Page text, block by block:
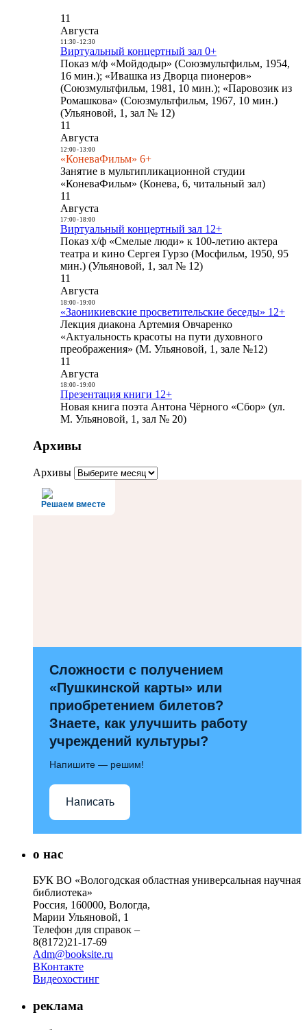
11
Августа
11:30- 12:30
Виртуальный концертный зал 0+
Показ м/ф «Мойдодыр» (Союзмультфильм, 1954,
16 мин.); «Ивашка из Дворца пионеров»
(Союзмультфильм, 1981, 10 мин.); «Паровозик из
Ромашкова» (Союзмультфильм, 1967, 10 мин.)
(Ульяновой, 1, зал № 12)
11
Августа
12:00- 13:00
«КоневаФильм» 6+
Занятие в мультипликационной студии
«КоневаФильм» (Конева, 6, читальный зал)
11
Августа
17:00- 18:00
Виртуальный концертный зал 12+
Показ х/ф «Смелые люди» к 100-летию актера
театра и кино Сергея Гурзо (Мосфильм, 1950, 95
мин.) (Ульяновой, 1, зал № 12)
11
Августа
18:00- 19:00
«Заоникиевские просветительские беседы» 12+
Лекция диакона Артемия Овчаренко
«Актуальность красоты на пути духовного
преображения» (М. Ульяновой, 1, зале №12)
11
Августа
18:00- 19:00
Презентация книги 12+
Новая книга поэта Антона Чёрного «Сбор» (ул.
М. Ульяновой, 1, зал № 20)
Архивы
Архивы
Решаем вместе
Сложности с получением
«Пушкинской карты» или
приобретением билетов?
Знаете, как улучшить работу
учреждений культуры?
Напишите — решим!
Написать
о нас
БУК ВО «Вологодская областная универсальная научная
библиотека»
Россия, 160000, Вологда,
Марии Ульяновой, 1
Телефон для справок –
8(8172)21-17-69
Adm@booksite.ru
ВКонтакте
Видеохостинг
реклама